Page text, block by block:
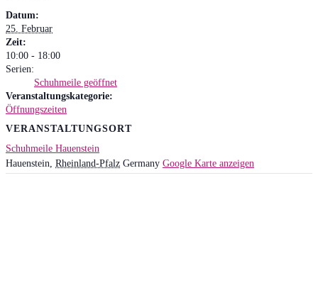
Datum:
25. Februar
Zeit:
10:00 - 18:00
Serien:
Schuhmeile geöffnet
Veranstaltungskategorie:
Öffnungszeiten
VERANSTALTUNGSORT
Schuhmeile Hauenstein
Hauenstein, Rheinland-Pfalz Germany Google Karte anzeigen